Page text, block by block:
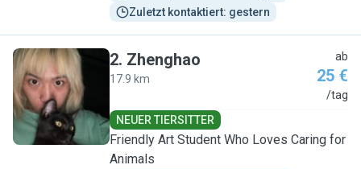
Zuletzt kontaktiert: gestern
Z
2. Zhenghao
17.9 km
ab
25 €
/tag
NEUER TIERSITTER
Friendly Art Student Who Loves Caring for
Animals